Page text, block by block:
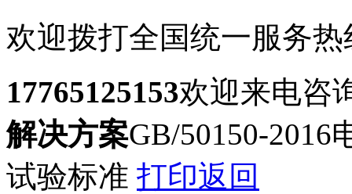
欢迎拨打全国统一服务热
17765125153欢迎来电咨
解决方案GB/50150-
试验标准 打印返回